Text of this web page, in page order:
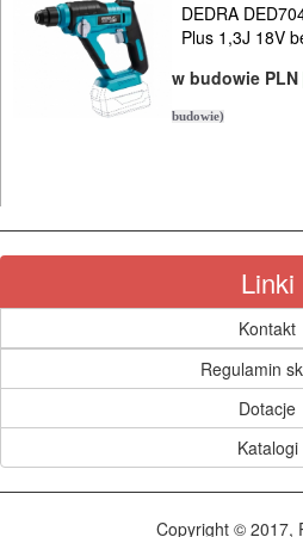
wyrzynarki
zszywacze
szablowe
Akcesoria
Instalacje
DEDRA
Plus 1,3J 18V
w budowie PLN
budowie)
Linki
Kontakt
Regulamin
Dotacje
Katalogi
Copyright © 2017,